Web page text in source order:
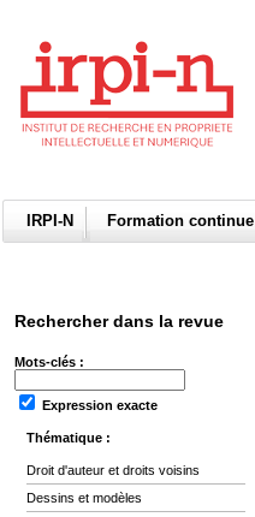
IRPI-N Formation continue
Rechercher dans la revue
Mots-clés :
Expression exacte
Thématique :
Droit d'auteur et droits voisins
Dessins et modèles